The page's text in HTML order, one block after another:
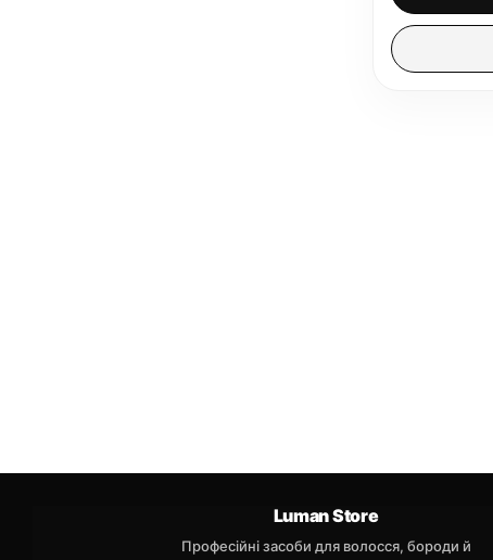
Luman Store
Професійні засоби для волосся, бороди й